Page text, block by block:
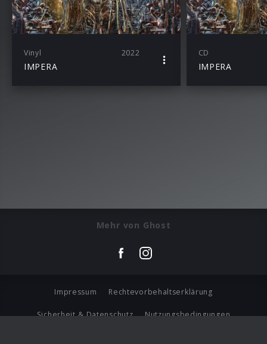
Vinyl 2022
IMPERA
CD
IMPERA
Mehr von Ghost
Impressum Rechtevorbehaltserklärung
Sicherheit & Datenschutz Nutzungsbedingungen